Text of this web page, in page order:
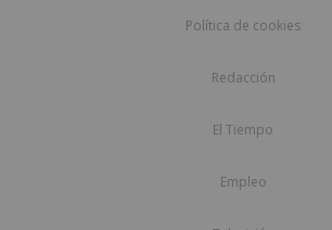
Política de cookies
Redacción
El Tiempo
Empleo